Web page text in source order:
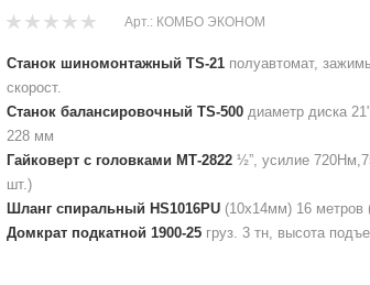
Арт.: КОМБО ЭКОНОМ
Станок шиномонтажный TS-21 полуавтомат,
скорост.
Станок балансировочный TS-500 диаметр диска
228 мм
Гайковерт с головками МТ-2822 ½”, усилие
шт.)
Шланг спиральный HS1016PU (10х14мм) 16 метров
Домкрат подкатной 1900-25 груз. 3 тн, высота